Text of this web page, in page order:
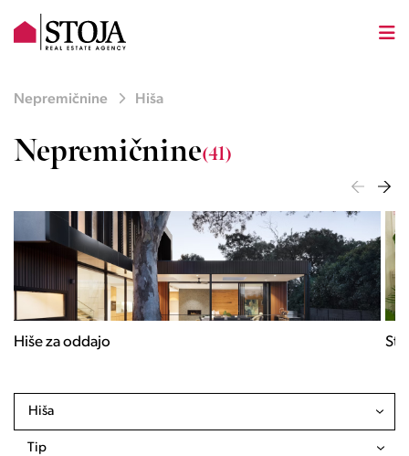
Nepremičnine Hiša
Nepremičnine(41)
Stanovanja za oddajo
Hiša
Tip